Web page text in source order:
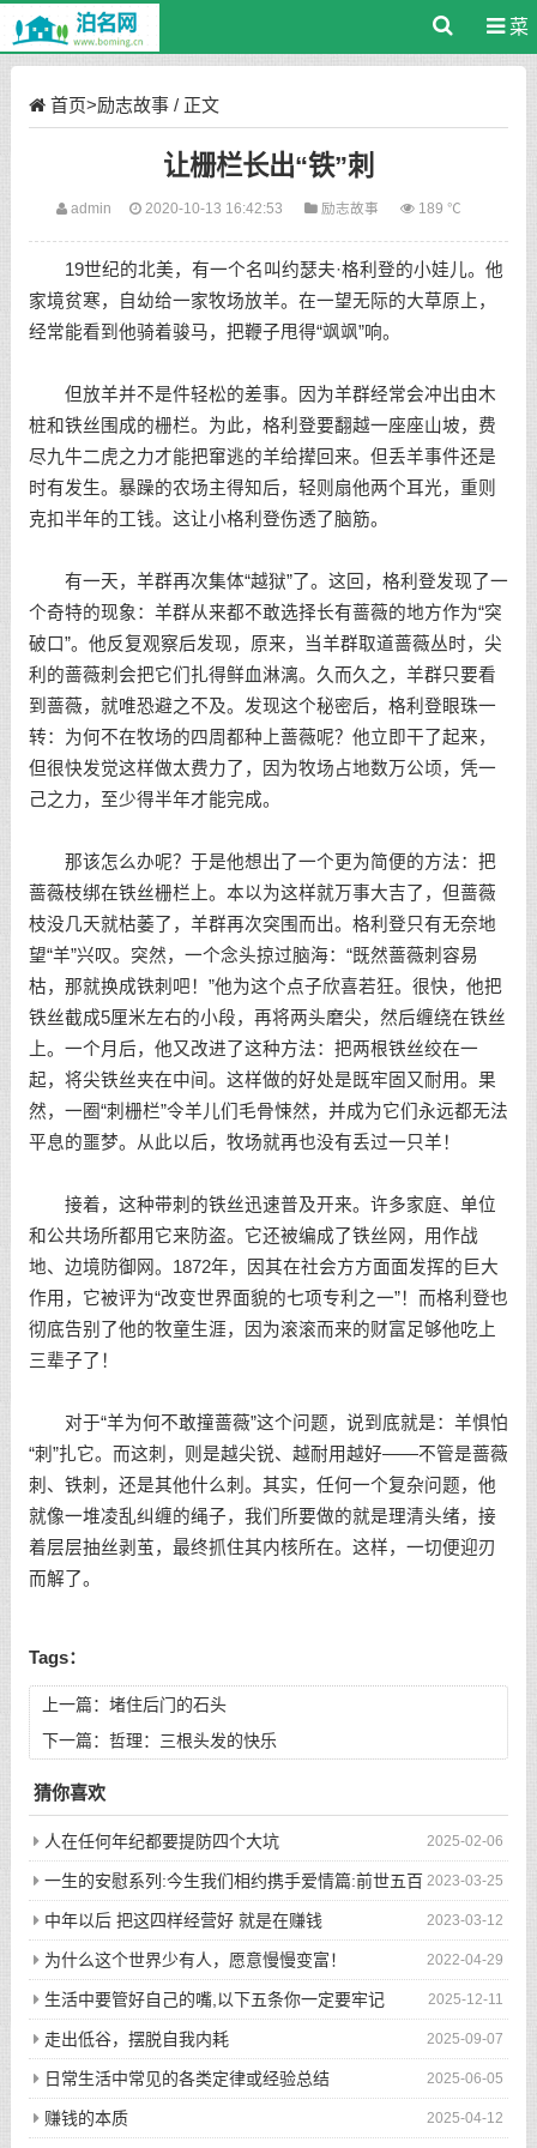
菜
首页>励志故事/ 正文
让栅栏长出“铁”刺
admin 2020-10-13 16:42:53 励志故事 189 ℃
19世纪的北美，有一个名叫约瑟夫·格利登的小娃儿。他
家境贫寒，自幼给一家牧场放羊。在一望无际的大草原上，
经常能看到他骑着骏马，把鞭子甩得“飒飒”响。
但放羊并不是件轻松的差事。因为羊群经常会冲出由木
桩和铁丝围成的栅栏。为此，格利登要翻越一座座山坡，费
尽九牛二虎之力才能把窜逃的羊给撵回来。但丢羊事件还是
时有发生。暴躁的农场主得知后，轻则扇他两个耳光，重则
克扣半年的工钱。这让小格利登伤透了脑筋。
有一天，羊群再次集体“越狱”了。这回，格利登发现了一
个奇特的现象：羊群从来都不敢选择长有蔷薇的地方作为“突
破口”。他反复观察后发现，原来，当羊群取道蔷薇丛时，尖
利的蔷薇刺会把它们扎得鲜血淋漓。久而久之，羊群只要看
到蔷薇，就唯恐避之不及。发现这个秘密后，格利登眼珠一
转：为何不在牧场的四周都种上蔷薇呢？他立即干了起来，
但很快发觉这样做太费力了，因为牧场占地数万公顷，凭一
己之力，至少得半年才能完成。
那该怎么办呢？于是他想出了一个更为简便的方法：把
蔷薇枝绑在铁丝栅栏上。本以为这样就万事大吉了，但蔷薇
枝没几天就枯萎了，羊群再次突围而出。格利登只有无奈地
望“羊”兴叹。突然，一个念头掠过脑海：“既然蔷薇刺容易
枯，那就换成铁刺吧！”他为这个点子欣喜若狂。很快，他把
铁丝截成5厘米左右的小段，再将两头磨尖，然后缠绕在铁丝
上。一个月后，他又改进了这种方法：把两根铁丝绞在一
起，将尖铁丝夹在中间。这样做的好处是既牢固又耐用。果
然，一圈“刺栅栏”令羊儿们毛骨悚然，并成为它们永远都无法
平息的噩梦。从此以后，牧场就再也没有丢过一只羊！
接着，这种带刺的铁丝迅速普及开来。许多家庭、单位
和公共场所都用它来防盗。它还被编成了铁丝网，用作战
地、边境防御网。1872年，因其在社会方方面面发挥的巨大
作用，它被评为“改变世界面貌的七项专利之一”！而格利登也
彻底告别了他的牧童生涯，因为滚滚而来的财富足够他吃上
三辈子了！
对于“羊为何不敢撞蔷薇”这个问题，说到底就是：羊惧怕
“刺”扎它。而这刺，则是越尖锐、越耐用越好——不管是蔷薇
刺、铁刺，还是其他什么刺。其实，任何一个复杂问题，他
就像一堆凌乱纠缠的绳子，我们所要做的就是理清头绪，接
着层层抽丝剥茧，最终抓住其内核所在。这样，一切便迎刃
而解了。
Tags：
上一篇： 堵住后门的石头
下一篇： 哲理：三根头发的快乐
猜你喜欢
2025-02-06
人在任何年纪都要提防四个大坑
2023-03-25
一生的安慰系列:今生我们相约携手爱情篇:前世五百
次的回眸才换来今生的相遇
2023-03-12
中年以后 把这四样经营好 就是在赚钱
2022-04-29
为什么这个世界少有人，愿意慢慢变富！
2025-12-11
生活中要管好自己的嘴,以下五条你一定要牢记
2025-09-07
走出低谷，摆脱自我内耗
2025-06-05
日常生活中常见的各类定律或经验总结
2025-04-12
赚钱的本质